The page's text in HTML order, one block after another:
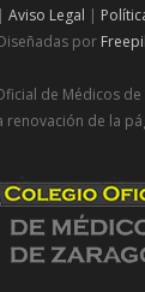
| Aviso Legal |
por
de Médicos
de la